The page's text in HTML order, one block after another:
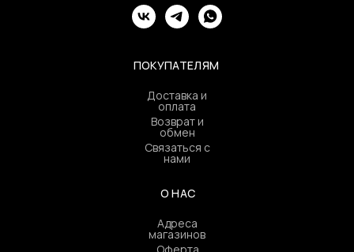
ПОКУПАТЕЛЯМ
О НАС
Доставка и
оплата
Возврат и
обмен
Связаться с
нами
Адреса
магазинов